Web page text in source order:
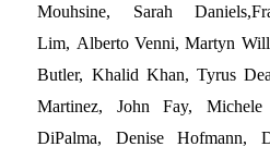
Mouhsine, Sarah
Lim, Alberto Venni, Martyn
Butler, Khalid Khan, Tyrus
Martinez, John Fay,
DiPalma, Denise Hofmann,